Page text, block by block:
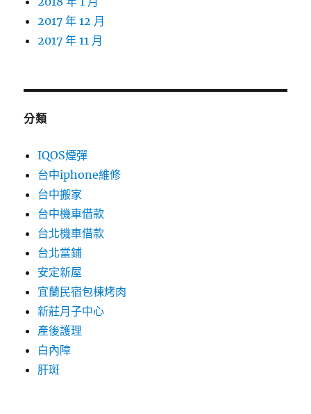
2017 年 12 月
2017 年 11 月
分類
IQOS煙彈
台中iphone維修
台中搬家
台中機車借款
台北機車借款
台北當鋪
安定新屋
宜蘭民宿包棟烤肉
新莊月子中心
產後護理
白內障
肝斑